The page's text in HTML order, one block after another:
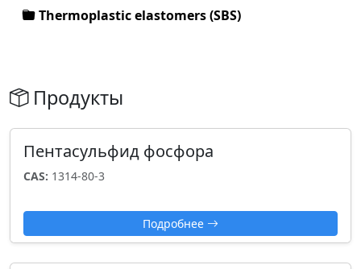
Thermoplastic elastomers (SBS)
Продукты
Пентасульфид фосфора
CAS: 1314-80-3
Подробнее